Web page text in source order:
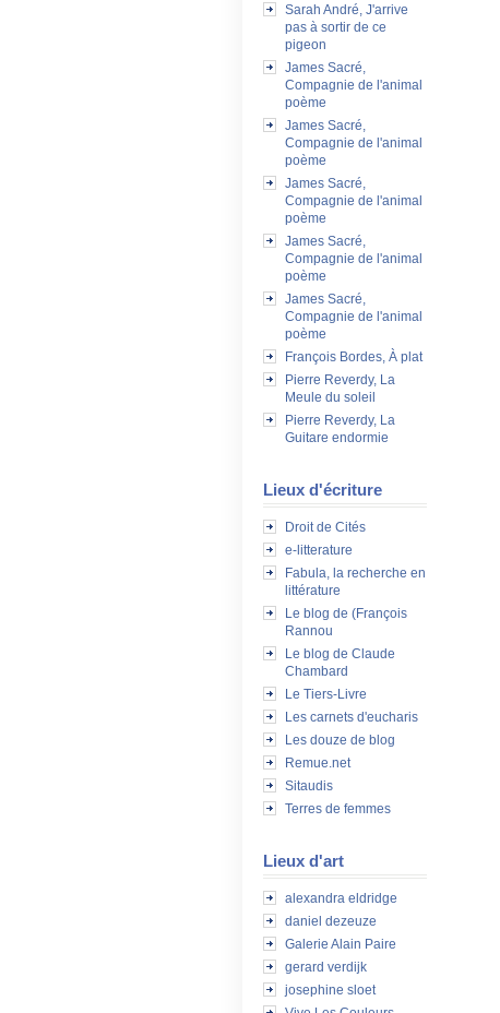
Sarah André, J'arrive
pas à sortir de ce
pigeon
James Sacré,
Compagnie de l'animal
poème
James Sacré,
Compagnie de l'animal
poème
James Sacré,
Compagnie de l'animal
poème
James Sacré,
Compagnie de l'animal
poème
James Sacré,
Compagnie de l'animal
poème
François Bordes, À plat
Pierre Reverdy, La
Meule du soleil
Pierre Reverdy, La
Guitare endormie
Lieux d'écriture
Droit de Cités
e-litterature
Fabula, la recherche en
littérature
Le blog de (François
Rannou
Le blog de Claude
Chambard
Le Tiers-Livre
Les carnets d'eucharis
Les douze de blog
Remue.net
Sitaudis
Terres de femmes
Lieux d'art
alexandra eldridge
daniel dezeuze
Galerie Alain Paire
gerard verdijk
josephine sloet